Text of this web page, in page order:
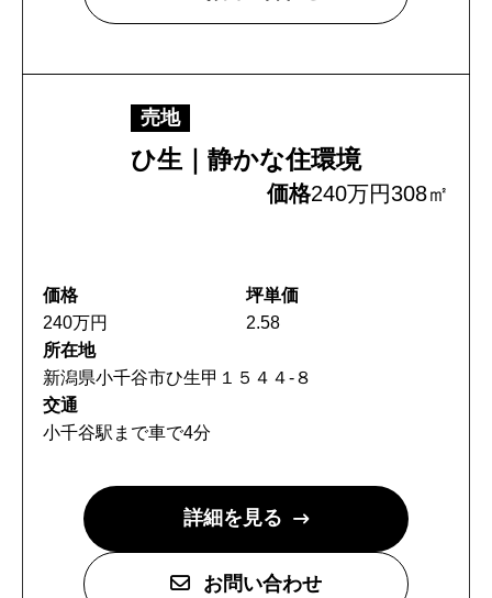
売地
ひ生｜静かな住環境
価格240万円308㎡
価格
240万円
坪単価
2.58
所在地
新潟県小千谷市ひ生甲１５４４-８
交通
小千谷駅まで車で4分
詳細を見る
お問い合わせ